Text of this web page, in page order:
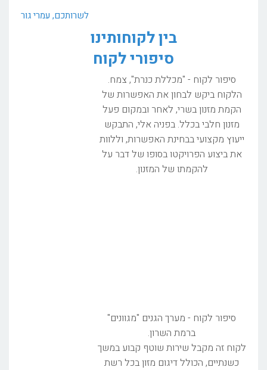
לשרותכם, עמרי גור
בין לקוחותינו
סיפורי לקוח
סיפור לקוח - "מכללת כנרת", צמח.
הלקוח ביקש לבחון את האפשרות של
הקמת מזנון בשרי, לאחר ובמקום פעל
מזנון חלבי בכלל. בפניה אלי, התבקש
ייעוץ מקצועי בבחינת האפשרות, וללוות
את ביצוע הפרויקטו בסופו של דבר על
להקמתו של המזנון.
סיפור לקוח - מערך הגנים "מגוונים"
ברמת השרון.
לקוח זה מקבל שירות שוטף קבוע במשך
כשנתיים, הכולל דיגום מזון בכל רשת